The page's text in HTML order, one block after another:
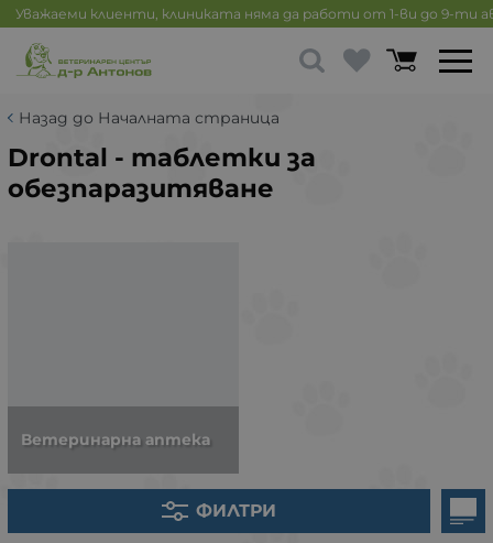
Уважаеми клиенти, клиниката няма да работи от 1-ви до 9-ти
Назад до Началната страница
Drontal - таблетки за
обезпаразитяване
Ветеринарна аптека
ФИЛТРИ